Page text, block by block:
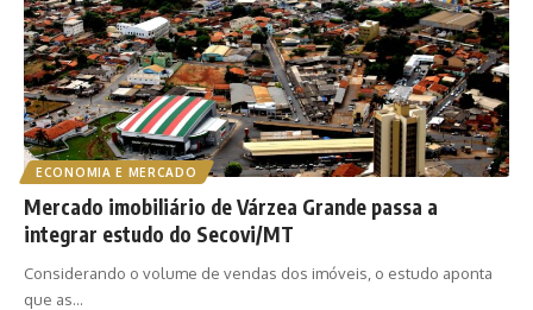
ECONOMIA E MERCADO
Mercado imobiliário de Várzea Grande passa a
integrar estudo do Secovi/MT
Considerando o volume de vendas dos imóveis, o estudo aponta
que as…